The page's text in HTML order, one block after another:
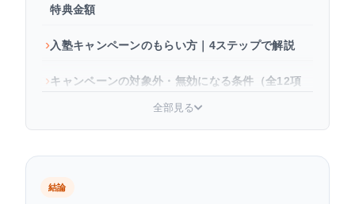
特典金額
入塾キャンペーンのもらい方｜4ステップで解説
キャンペーンの対象外・無効になる条件（全12項
ギフト券がもらえない・届かない場合の対処法
全部見る
結論